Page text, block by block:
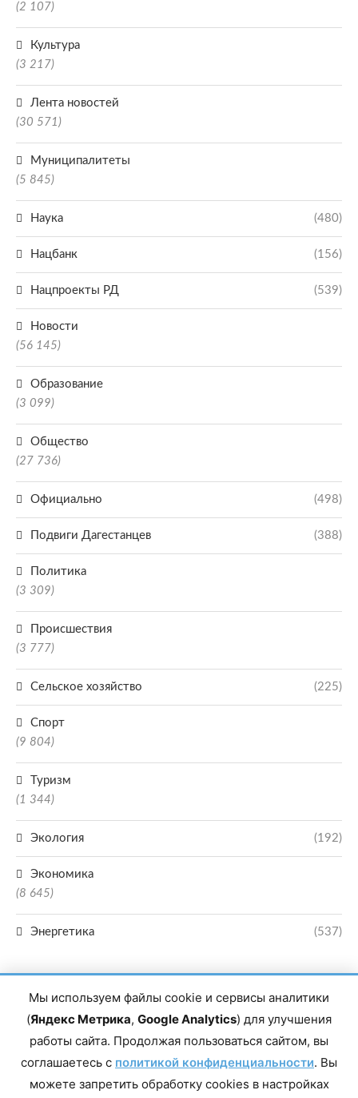
(2 107)
Культура
(3 217)
Лента новостей
(30 571)
Муниципалитеты
(5 845)
Наука (480)
Нацбанк (156)
Нацпроекты РД (539)
Новости
(56 145)
Образование
(3 099)
Общество
(27 736)
Официально (498)
Подвиги Дагестанцев (388)
Политика
(3 309)
Происшествия
(3 777)
Сельское хозяйство (225)
Спорт
(9 804)
Туризм
(1 344)
Экология (192)
Экономика
(8 645)
Энергетика (537)
Главный редактор сетевого издания Магомаев Тимур Нухович. Контакты
редакции: 8(988)-292-94-34 Почта: vestiskfo@gmail.com По вопросам
Дагестан, г. Махачкала, пр-т Насрутдинова, д. 1а. Все права защищены.
Мы используем файлы cookie и сервисы аналитики
(Яндекс Метрика, Google Analytics) для улучшения
работы сайта. Продолжая пользоваться сайтом, вы
соглашаетесь с политикой конфиденциальности. Вы
можете запретить обработку cookies в настройках